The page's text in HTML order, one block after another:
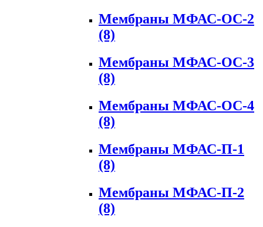
Мембраны МФАС-ОС-2
(8)
Мембраны МФАС-ОС-3
(8)
Мембраны МФАС-ОС-4
(8)
Мембраны МФАС-П-1
(8)
Мембраны МФАС-П-2
(8)